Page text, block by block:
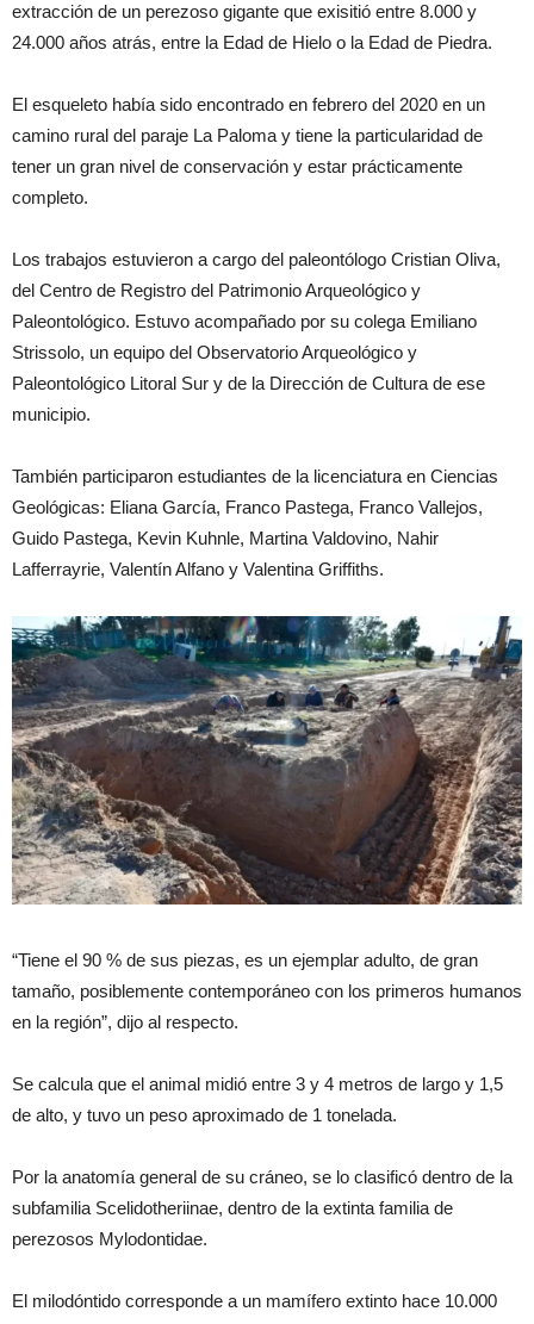
extracción de un perezoso gigante que exisitió entre 8.000 y
24.000 años atrás, entre la Edad de Hielo o la Edad de Piedra.
El esqueleto había sido encontrado en febrero del 2020 en un
camino rural del paraje La Paloma y tiene la particularidad de
tener un gran nivel de conservación y estar prácticamente
completo.
Los trabajos estuvieron a cargo del paleontólogo Cristian Oliva,
del Centro de Registro del Patrimonio Arqueológico y
Paleontológico. Estuvo acompañado por su colega Emiliano
Strissolo, un equipo del Observatorio Arqueológico y
Paleontológico Litoral Sur y de la Dirección de Cultura de ese
municipio.
También participaron estudiantes de la licenciatura en Ciencias
Geológicas: Eliana García, Franco Pastega, Franco Vallejos,
Guido Pastega, Kevin Kuhnle, Martina Valdovino, Nahir
Lafferrayrie, Valentín Alfano y Valentina Griffiths.
“Tiene el 90 % de sus piezas, es un ejemplar adulto, de gran
tamaño, posiblemente contemporáneo con los primeros humanos
en la región”, dijo al respecto.
Se calcula que el animal midió entre 3 y 4 metros de largo y 1,5
de alto, y tuvo un peso aproximado de 1 tonelada.
Por la anatomía general de su cráneo, se lo clasificó dentro de la
subfamilia Scelidotheriinae, dentro de la extinta familia de
perezosos Mylodontidae.
El milodóntido corresponde a un mamífero extinto hace 10.000